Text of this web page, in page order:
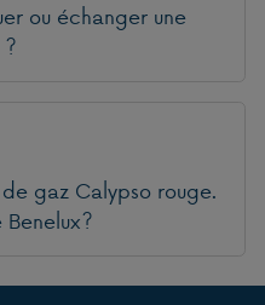
ou échanger une
gaz Calypso rouge.